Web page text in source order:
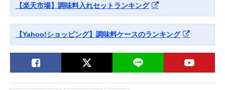
【楽天市場】調味料入れセットランキング
【Yahoo!ショッピング】調味料ケースのランキング